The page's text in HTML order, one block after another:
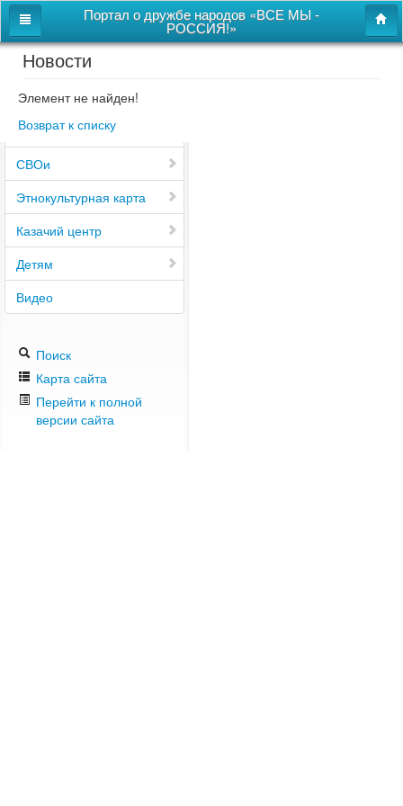
Портал о дружбе народов «ВСЕ МЫ -
РОССИЯ!»
Главная
Дом дружбы народов
Новости
СВОи
Этнокультурная карта
Казачий центр
Детям
Видео
Поиск
Карта сайта
Перейти к полной
версии сайта
Новости
Элемент не найден!
Возврат к списку